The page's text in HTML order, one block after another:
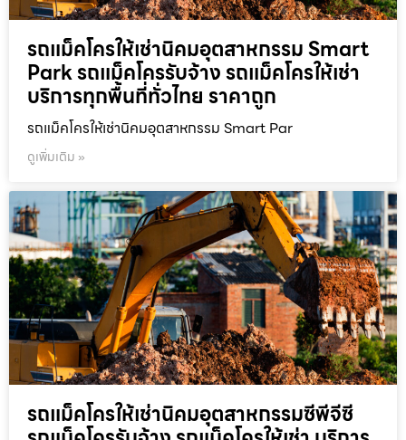
รถแม็คโครให้เช่านิคมอุตสาหกรรม Smart
Park รถแม็คโครรับจ้าง รถแม็คโครให้เช่า
บริการทุกพื้นที่ทั่วไทย ราคาถูก
รถแม็คโครให้เช่านิคมอุตสาหกรรม Smart Par
ดูเพิ่มเติม »
รถแม็คโครให้เช่านิคมอุตสาหกรรมซีพีจีซี